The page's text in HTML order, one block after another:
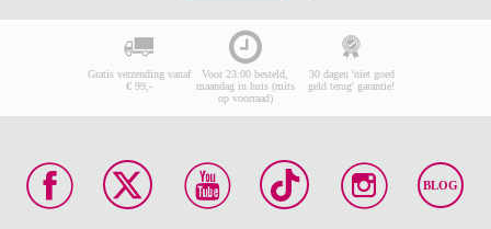
Gratis verzending vanaf
€ 99,-
Voor 23:00 besteld,
maandag in huis (mits
op voorraad)
30 dagen 'niet goed
geld terug' garantie!
BLOG